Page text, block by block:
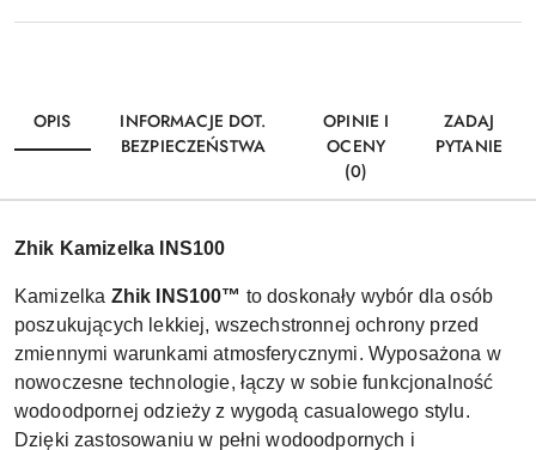
OPIS
INFORMACJE DOT.
BEZPIECZEŃSTWA
OPINIE I
OCENY
(0)
ZADAJ
PYTANIE
Zhik Kamizelka INS100
Kamizelka Zhik INS100™ to doskonały wybór dla osób
poszukujących lekkiej, wszechstronnej ochrony przed
zmiennymi warunkami atmosferycznymi. Wyposażona w
nowoczesne technologie, łączy w sobie funkcjonalność
wodoodpornej odzieży z wygodą casualowego stylu.
Dzięki zastosowaniu w pełni wodoodpornych i